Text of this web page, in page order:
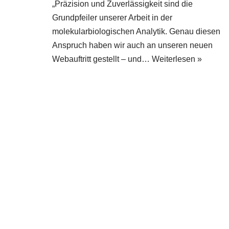
„Präzision und Zuverlässigkeit sind die
Grundpfeiler unserer Arbeit in der
molekularbiologischen Analytik. Genau diesen
Anspruch haben wir auch an unseren neuen
Webauftritt gestellt – und… Weiterlesen »